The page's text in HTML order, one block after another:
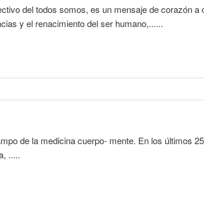
del todos somos, es un mensaje de corazón a
y el renacimiento del ser humano,......
de la medicina cuerpo- mente. En los últimos
.....